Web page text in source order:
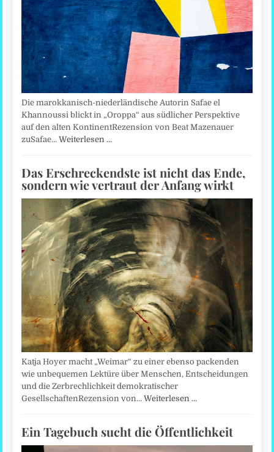
Die marokkanisch-niederländische Autorin Safae el
Khannoussi blickt in „Oroppa“ aus südlicher Perspektive
auf den alten KontinentRezension von Beat Mazenauer
zuSafae…Weiterlesen …
Das Erschreckendste ist nicht das Ende,
sondern wie vertraut der Anfang wirkt
Katja Hoyer macht „Weimar“ zu einer ebenso packenden
wie unbequemen Lektüre über Menschen, Entscheidungen
und die Zerbrechlichkeit demokratischer
GesellschaftenRezension von…Weiterlesen …
Ein Tagebuch sucht die Öffentlichkeit